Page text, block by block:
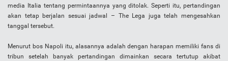
media Italia tentang permintaannya yang ditolak. Seperti itu, pertandingan
akan tetap berjalan sesuai jadwal – The Lega juga telah mengesahkan
tanggal tersebut.
Menurut bos Napoli itu, alasannya adalah dengan harapan memiliki fans di
tribun setelah banyak pertandingan dimainkan secara tertutup akibat